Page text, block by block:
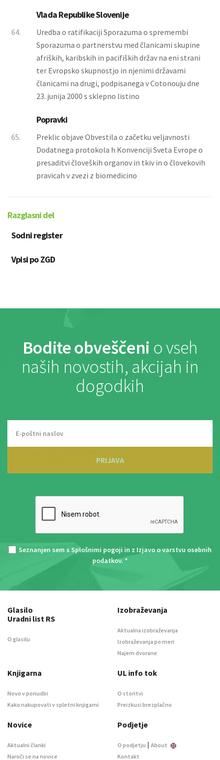
Vlada Republike Slovenije
64.
Uredba o ratifikaciji Sporazuma o spremembi
Sporazuma o partnerstvu med članicami skupine
afriških, karibskih in pacifiških držav na eni strani
ter Evropsko skupnostjo in njenimi državami
članicami na drugi, podpisanega v Cotonouju dne
23. junija 2000 s sklepno listino
Popravki
65.
Preklic objave Obvestila o začetku veljavnosti
Dodatnega protokola h Konvenciji Sveta Evrope o
presaditvi človeških organov in tkiv in o človekovih
pravicah v zvezi z biomedicino
Razglasni del
Sodni register
Vpisi po ZGD
Bodite obveščeni o vseh
naših novostih, akcijah in
dogodkih
PRIJAVA
Seznanjen sem s Splošnimi pogoji in z Izjavo o varstvu osebnih
podatkov. *
Glasilo
Uradni list RS
O glasilu
Izobraževanja
Aktualna izobraževanja
Izobraževanja po meri
Najem dvorane
Knjigarna
Novo v ponudbi
Kako nakupovati v spletni knjigarni
UL info tok
O storitvi
Preizkusi brezplačno
Novice
Aktualni članki
Naroči se na novice
Podjetje
O podjetju | About
Kontakt